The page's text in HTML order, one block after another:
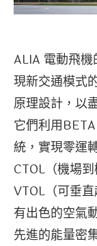
ALIA 電動飛
現新交通模式
原理設計，以
它們利用
統，實現零運
CTOL（機場
VTOL（可垂
有出色的空氣
先進的能量密